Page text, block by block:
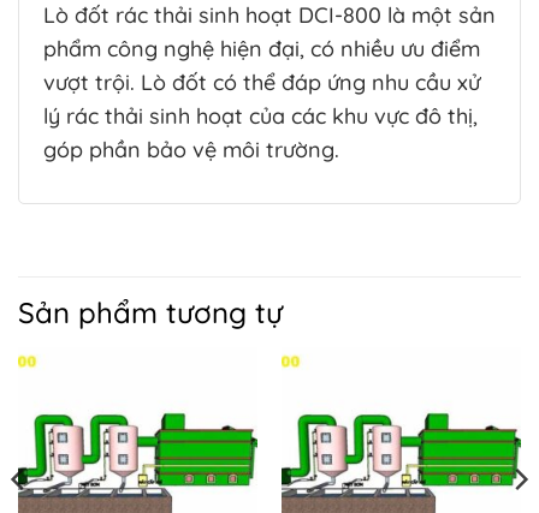
Lò đốt rác thải sinh hoạt DCI-800 là một sản
phẩm công nghệ hiện đại, có nhiều ưu điểm
vượt trội. Lò đốt có thể đáp ứng nhu cầu xử
lý rác thải sinh hoạt của các khu vực đô thị,
góp phần bảo vệ môi trường.
Sản phẩm tương tự